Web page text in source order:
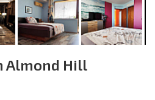
Almond Hill